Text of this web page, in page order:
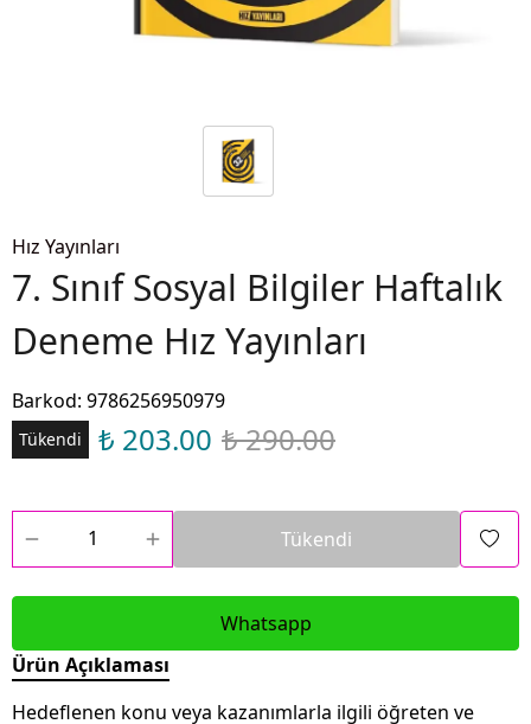
Hız Yayınları
7. Sınıf Sosyal Bilgiler Haftalık
Deneme Hız Yayınları
Barkod: 9786256950979
Tükendi ₺ 203.00 ₺ 290.00
Tükendi
Whatsapp
Ürün Açıklaması
Hedeflenen konu veya kazanımlarla ilgili öğreten ve